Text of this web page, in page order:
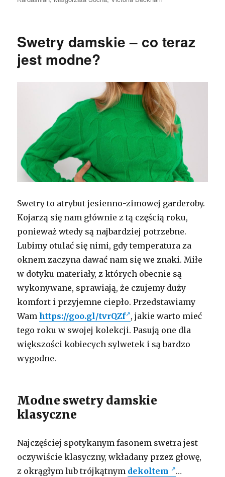
Swetry damskie – co teraz
jest modne?
Swetry to atrybut jesienno-zimowej garderoby.
Kojarzą się nam głównie z tą częścią roku,
ponieważ wtedy są najbardziej potrzebne.
Lubimy otulać się nimi, gdy temperatura za
oknem zaczyna dawać nam się we znaki. Miłe
w dotyku materiały, z których obecnie są
wykonywane, sprawiają, że czujemy duży
komfort i przyjemne ciepło. Przedstawiamy
Wamhttps://goo.gl/tvrQZf , jakie warto mieć
tego roku w swojej kolekcji. Pasują one dla
większości kobiecych sylwetek i są bardzo
wygodne.
Modne swetry damskie
klasyczne
Najczęściej spotykanym fasonem swetra jest
oczywiście klasyczny, wkładany przez głowę,
z okrągłym lub trójkątnym dekoltem …